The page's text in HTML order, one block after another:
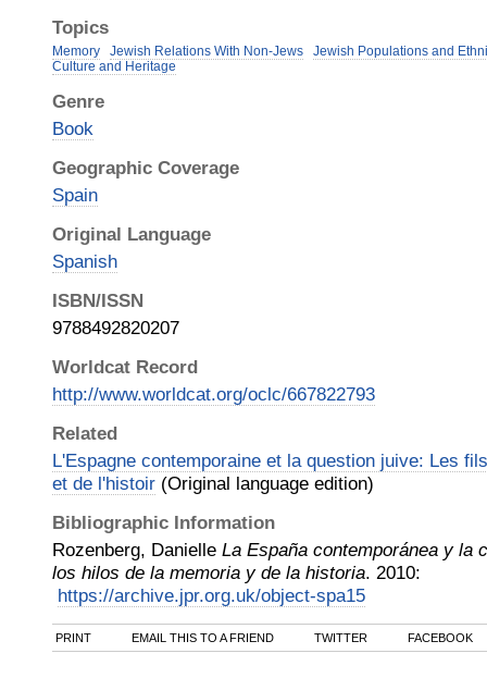
Topics
Memory Jewish Relations With Non-Jews
Jewish Populations and
Culture and Heritage
Genre
Book
Geographic Coverage
Spain
Original Language
Spanish
ISBN/ISSN
9788492820207
Worldcat Record
http://www.worldcat.org/oclc/667822793
Related
L'Espagne contemporaine et la question juive: Les
et de l'histoir (Original language edition)
Bibliographic Information
Rozenberg, Danielle La España contemporánea y la
los hilos de la memoria y de la historia. 2010:
https://archive.jpr.org.uk/object-spa15
PRINT EMAIL THIS TO A FRIEND TWITTER FACEBOOK